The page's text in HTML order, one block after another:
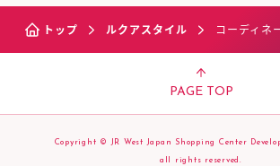
トップ ルクアスタイル コーディネ
PAGE TOP
Copyright © JR West Japan Shopping Center
all rights reserved.